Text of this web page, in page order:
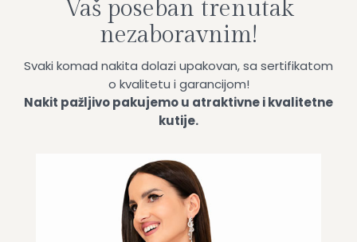
Vaš poseban trenutak
nezaboravnim!
Svaki komad nakita dolazi upakovan, sa sertifikatom
o kvalitetu i garancijom!
Nakit pažljivo pakujemo u atraktivne i kvalitetne
kutije.